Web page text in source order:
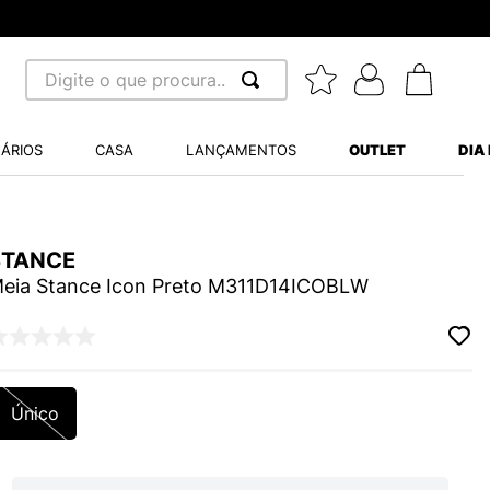
Digite o que procura...
CASA LANÇAMENTOS OUTLET DIA
Stance Icon Preto M311D14ICOBLW
Único
BALANCE 530
VANS ULTRARANGE